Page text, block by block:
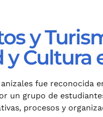
y
Cultura
fue reconocida
un grupo de
procesos y